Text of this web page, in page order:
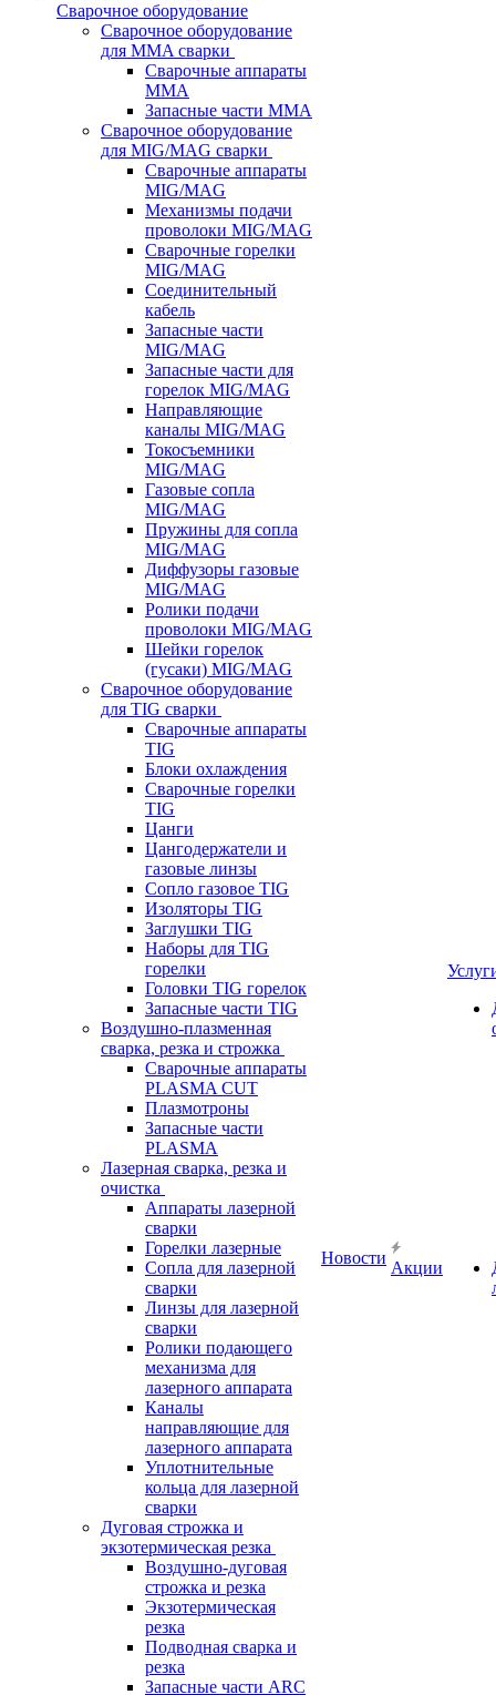
Сварочное оборудование
Сварочное оборудование
для MMA сварки
Сварочные аппараты
MMA
Запасные части MMA
Сварочное оборудование
для MIG/MAG сварки
Сварочные аппараты
MIG/MAG
Механизмы подачи
проволоки MIG/MAG
Сварочные горелки
MIG/MAG
Соединительный
кабель
Запасные части
MIG/MAG
Запасные части для
горелок MIG/MAG
Направляющие
каналы MIG/MAG
Токосъемники
MIG/MAG
Газовые сопла
MIG/MAG
Пружины для сопла
MIG/MAG
Диффузоры газовые
MIG/MAG
Ролики подачи
проволоки MIG/MAG
Шейки горелок
(гусаки) MIG/MAG
Сварочное оборудование
для TIG сварки
Сварочные аппараты
TIG
Блоки охлаждения
Сварочные горелки
TIG
Цанги
Цангодержатели и
газовые линзы
Сопло газовое TIG
Изоляторы TIG
Заглушки TIG
Наборы для TIG
горелки
Головки TIG горелок
Запасные части TIG
Воздушно-плазменная
сварка, резка и строжка
Сварочные аппараты
PLASMA CUT
Плазмотроны
Запасные части
PLASMA
Лазерная сварка, резка и
очистка
Аппараты лазерной
сварки
Горелки лазерные
Сопла для лазерной
сварки
Линзы для лазерной
сварки
Ролики подающего
механизма для
лазерного аппарата
Каналы
направляющие для
лазерного аппарата
Уплотнительные
кольца для лазерной
сварки
Дуговая строжка и
экзотермическая резка
Воздушно-дуговая
строжка и резка
Экзотермическая
резка
Подводная сварка и
резка
Запасные части ARC
Новости
Акции